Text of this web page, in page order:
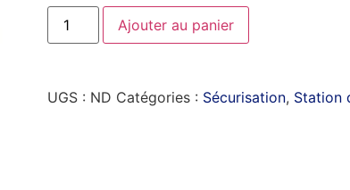
Ajouter au panier
UGS : ND Catégories : Sécurisation, Station